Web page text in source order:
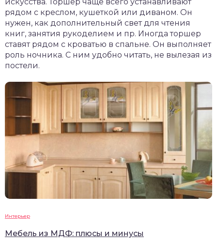
рядом с креслом, кушеткой или диваном. Он
нужен, как дополнительный свет для чтения
книг, занятия рукоделием и пр. Иногда торшер
ставят рядом с кроватью в спальне. Он выполняет
роль ночника. С ним удобно читать, не вылезая из
постели.
Интерьер
Мебель из МДФ: плюсы и минусы